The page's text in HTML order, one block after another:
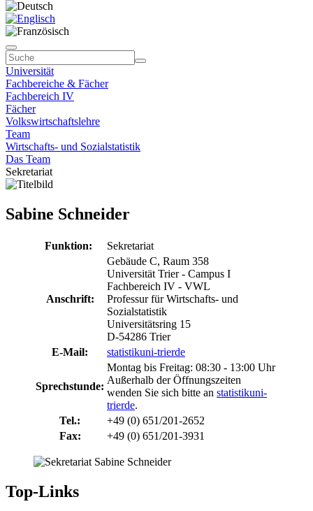
Universität
Fachbereiche & Fächer
Fachbereich IV
Fächer
Volkswirtschaftslehre
Team
Wirtschafts- und Sozialstatistik
Das Team
Sekretariat
Sabine Schneider
Funktion: Sekretariat
Anschrift:
Gebäude C, Raum 358
Universität Trier - Campus I
Fachbereich IV - VWL
Professur für Wirtschafts- und
Sozialstatistik
Universitätsring 15
D-54286 Trier
E-Mail:
statistikuni-trierde
Sprechstunde:
Montag bis Freitag: 08:30 - 13:00 Uhr
Außerhalb der Öffnungszeiten
wenden Sie sich bitte an statistikuni-
trierde.
Tel.:
+49 (0) 651/201-2652
Fax:
+49 (0) 651/201-3931
Top-Links